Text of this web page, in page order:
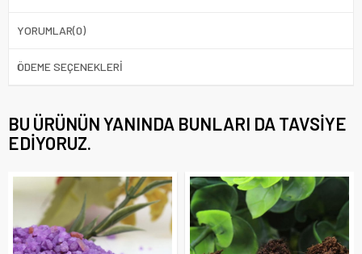
YORUMLAR(0)
ÖDEME SEÇENEKLERI
BU ÜRÜNÜN YANINDA BUNLARI DA TAVSIYE
EDIYORUZ.